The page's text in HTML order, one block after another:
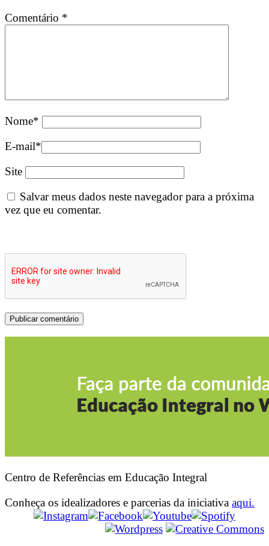
Comentário *
Nome*
E-mail*
Site
Salvar meus dados neste navegador para a próxima
vez que eu comentar.
Centro de Referências em Educação Integral
Conheça os idealizadores e parcerias da iniciativa aqui.